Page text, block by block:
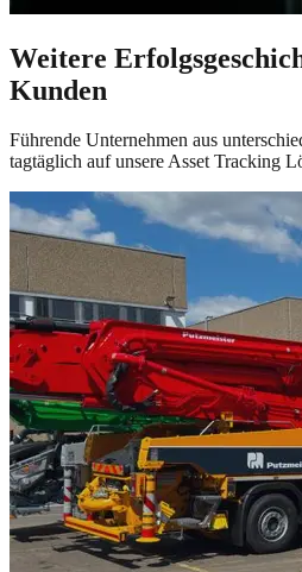
Weitere
Kunden
Führende Unternehmen aus
tagtäglich auf unsere Asset Tracking